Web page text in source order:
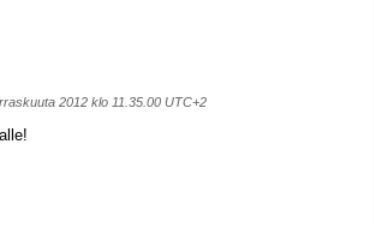
2012 klo 11.35.00 UTC+2